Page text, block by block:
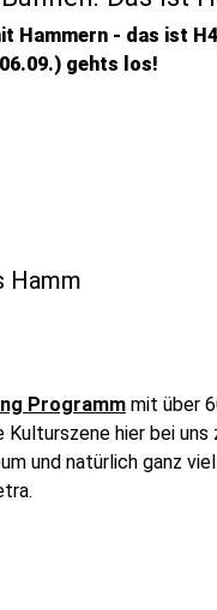
Hammern - das ist
gehts los!
Hamm
Programm mit über
hier bei
und natürlich ganz